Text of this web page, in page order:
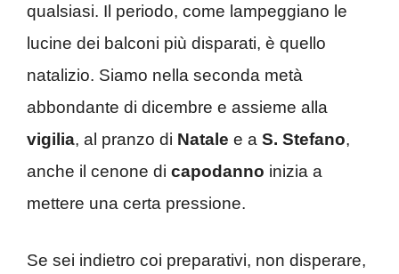
qualsiasi. Il periodo, come lampeggiano le
lucine dei balconi più disparati, è quello
natalizio. Siamo nella seconda metà
abbondante di dicembre e assieme alla
vigilia, al pranzo di Natale e a S. Stefano,
anche il cenone di capodanno inizia a
mettere una certa pressione.
Se sei indietro coi preparativi, non disperare,